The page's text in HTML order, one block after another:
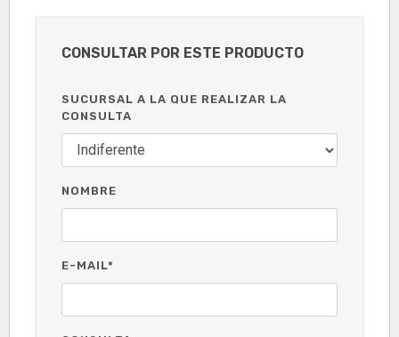
CONSULTAR POR ESTE PRODUCTO
SUCURSAL A LA QUE REALIZAR LA
CONSULTA
NOMBRE
E-MAIL*